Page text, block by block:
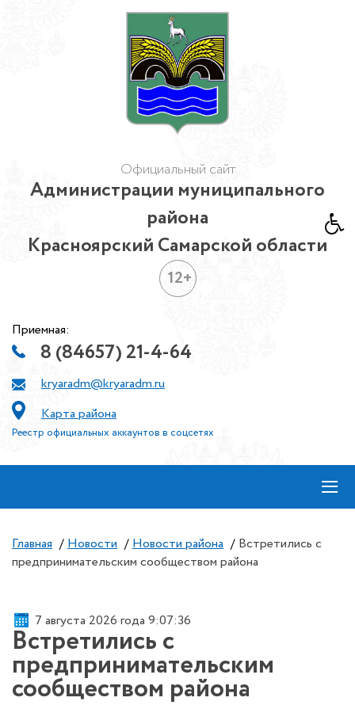
Официальный сайт
Администрации муниципального
района
Красноярский Самарской области
12+
Приемная:
8 (84657) 21-4-64
kryaradm@kryaradm.ru
Карта района
Реестр официальных аккаунтов в соцсетях
≡
Главная / Новости / Новости района / Встретились с
предпринимательским сообществом района
7 августа 2026 года 9:07:36
Встретились с
предпринимательским
сообществом района